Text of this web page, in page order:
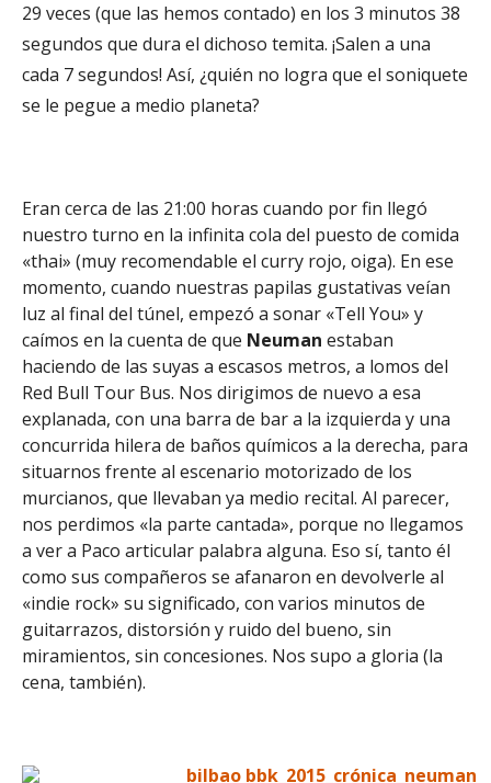
29 veces (que las hemos contado) en los 3 minutos 38
segundos que dura el dichoso temita. ¡Salen a una
cada 7 segundos! Así, ¿quién no logra que el soniquete
se le pegue a medio planeta?
Eran cerca de las 21:00 horas cuando por fin llegó
nuestro turno en la infinita cola del puesto de comida
«thai» (muy recomendable el curry rojo, oiga). En ese
momento, cuando nuestras papilas gustativas veían
luz al final del túnel, empezó a sonar «Tell You» y
caímos en la cuenta de que Neuman estaban
haciendo de las suyas a escasos metros, a lomos del
Red Bull Tour Bus. Nos dirigimos de nuevo a esa
explanada, con una barra de bar a la izquierda y una
concurrida hilera de baños químicos a la derecha, para
situarnos frente al escenario motorizado de los
murcianos, que llevaban ya medio recital. Al parecer,
nos perdimos «la parte cantada», porque no llegamos
a ver a Paco articular palabra alguna. Eso sí, tanto él
como sus compañeros se afanaron en devolverle al
«indie rock» su significado, con varios minutos de
guitarrazos, distorsión y ruido del bueno, sin
miramientos, sin concesiones. Nos supo a gloria (la
cena, también).